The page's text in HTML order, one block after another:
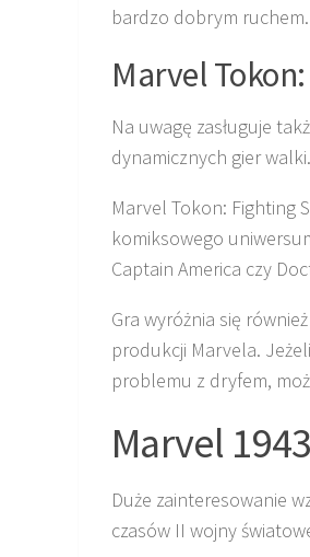
bardzo dobrym ruchem.
Marvel
Na uwagę zasługuje
dynamicznych gier walki.
Marvel Tokon: Fighting
komiksowego
Captain America czy
Gra wyróżnia się
produkcji Marvela.
problemu z dryfem,
Marvel
Duże zainteresowanie
czasów II wojny